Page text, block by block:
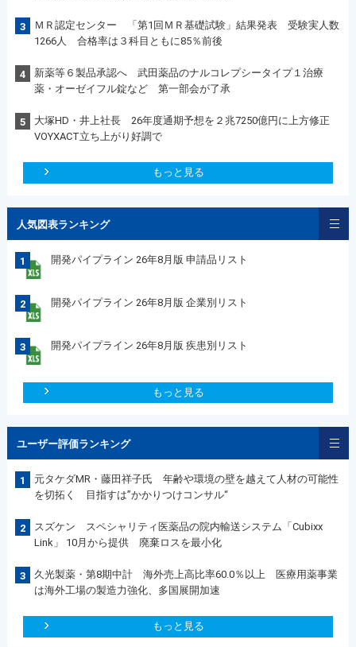
3
ＭＲ認定センター 「第1回ＭＲ基礎試験」結果発表 受験実人数
1266人 合格率は３科目ともに85％前後
4
新薬等６製品承認へ 武田薬品のナルコレプシータイプ１治療
薬・オーゼイフル錠など 第一部会が了承
5
大塚HD・井上社長 26年度通期予想を２兆7250億円に上方修正
VOYXACT立ち上がり好調で
もっと見る
人気図表ランキング
1 開発パイプライン 26年8月版 申請品リスト
2 開発パイプライン 26年8月版 企業別リスト
3 開発パイプライン 26年8月版 疾患別リスト
もっと見る
ユーザー評価ランキング
1
元タケダMR・藤田祥子氏 年齢や環境の壁を越えて人材の可能性
を切拓く 目指すは”かかりつけコンサル“
2
スズケン スペシャリティ医薬品の院内輸送システム「Cubixx
Link」 10月から提供 廃棄ロスを最小化
3
久光製薬・第8期中計 海外売上高比率60.0％以上 医療用薬事業
は海外工場の製造力強化、多国展開加速
もっと見る